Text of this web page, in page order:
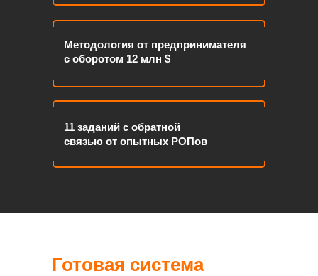
11 заданий с обратной
связью от опытных РОПов
Методология от предпринимателя
с оборотом 12 млн $
Готовая система